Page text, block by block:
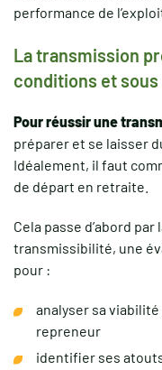
performance de
La transmission
conditions et
Pour réussir une
préparer et se laisser
Idéalement, il faut
de départ en retraite.
Cela passe d’abord
transmissibilité, une
pour :
analyser sa
repreneur
identifier ses